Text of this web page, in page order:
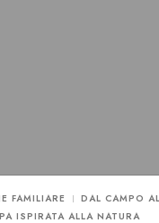
FAMILIARE
DAL CAMPO
ISPIRATA ALLA NATURA